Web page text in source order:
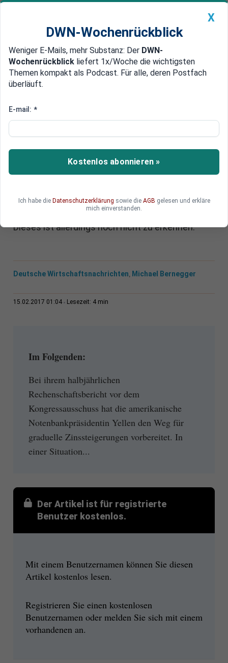
Newsticker MEIN DWN: Geldanlage Premium
Edelmetalle DWN-Magazin China
Aus dem Elfenbeinturm
Nächster Zins-Schritt der Fed
hilft Langzeitarbeitslosen nicht
Die US-Notenbank stellt frühzeitige, aber
Langzeitarbeitslosen. Sie müssen über ein
Dieses ist allerdings noch nicht zu erkennen.
Deutsche Wirtschaftsnachrichten, Michael Bernegger
15.02.2017 01:04 Lesezeit: 4 min
Im Folgenden:
Bei ihrem halbjährlichen
Rechenschaftsbericht vor dem
Kongressausschuss hat die amerikanische
Notenbankpräsidentin Yellen den Weg für
graduelle Zinssteigerungen vorbereitet. In
einer Situation...
Der Artikel ist für registrierte
Benutzer kostenlos.
Mit einem Benutzernamen können Sie diesen
Artikel kostenlos lesen.
Registrieren Sie einen kostenlosen
Benutzernamen oder melden Sie sich mit einem
vorhandenen an.
X
DWN-Wochenrückblick
Weniger E-Mails, mehr Substanz: Der DWN-
Wochenrückblick liefert 1x/Woche die wichtigsten
Themen kompakt als Podcast. Für alle, deren Postfach
überläuft.
E-mail: *
Kostenlos abonnieren »
Ich habe die Datenschutzerklärung sowie die AGB gelesen und erkläre
mich einverstanden.